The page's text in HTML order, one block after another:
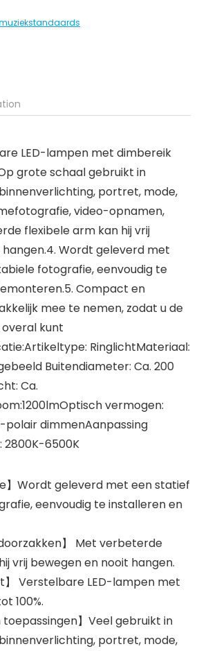
LED-lampen met dimbereik
Op grote schaal gebruikt in
portret, mode,
video-opnamen,
flexibele arm kan hij vrij
Wordt geleverd met
fotografie, eenvoudig te
Compact en
mee te nemen, zodat u de
kunt
RinglichtMateriaal:
Buitendiameter: Ca. 200
Ca.
vermogen:
polair dimmenAanpassing
6500K
】Wordt geleverd met een statief
eenvoudig te installeren en
doorzakken】 Met verbeterde
vrij bewegen en nooit hangen.
】 Verstelbare LED-lampen met
100%.
toepassingen】Veel gebruikt in
portret, mode,